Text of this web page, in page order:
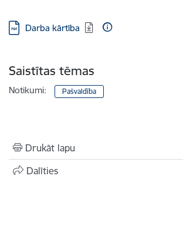
Lejupielādēt:
Darba kārtība
Saistītas tēmas
Notikumi: Pašvaldība
Drukāt lapu
Dalīties